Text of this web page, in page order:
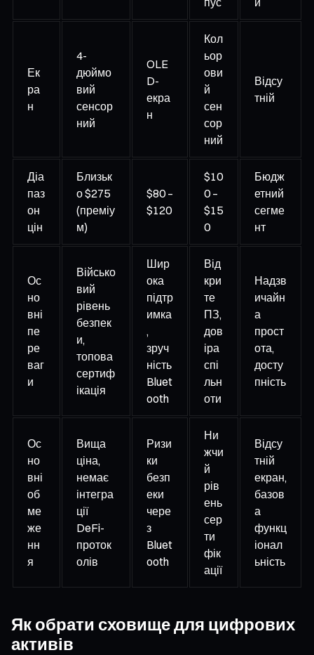
Ек
ра
н
4-
дюймо
вий
сенсор
ний
OLE
D-
екра
н
Кол
ьор
ови
й
сен
сор
ний
Відсу
тній
Діа
паз
он
цін
Близьк
о $275
(преміу
м)
$80 –
$120
$10
0 –
$15
0
Бюдж
етний
сегме
нт
Ос
но
вні
пе
ре
ваг
и
Військо
вий
рівень
безпек
и,
топова
сертиф
ікація
Шир
ока
підтр
имка
,
зруч
ність
Bluet
ooth
Від
кри
те
ПЗ,
дов
іра
спі
льн
оти
Надзв
ичайн
а
прост
ота,
досту
пність
Ос
но
вні
об
ме
же
нн
я
Вища
ціна,
немає
інтегра
ції
DeFi-
проток
олів
Ризи
ки
безп
еки
чере
з
Bluet
ooth
Ни
жчи
й
рів
ень
сер
ти
фік
ації
Відсу
тній
екран,
базов
а
функц
іонал
ьність
Як обрати сховище для цифрових
активів